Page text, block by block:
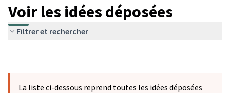
Voir les idées déposées
Filtrer et rechercher
La liste ci-dessous reprend toutes les idées déposées